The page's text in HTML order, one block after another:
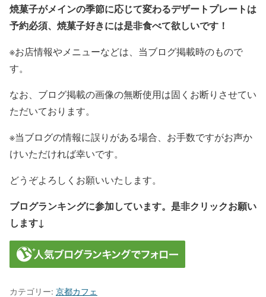
焼菓子がメインの季節に応じて変わるデザートプレートは
予約必須、焼菓子好きには是非食べて欲しいです！
※お店情報やメニューなどは、当ブログ掲載時のもので
す。
なお、ブログ掲載の画像の無断使用は固くお断りさせてい
ただいております。
※当ブログの情報に誤りがある場合、お手数ですがお声か
けいただければ幸いです。
どうぞよろしくお願いいたします。
ブログランキングに参加しています。是非クリックお願い
します↓
カテゴリー: 京都カフェ